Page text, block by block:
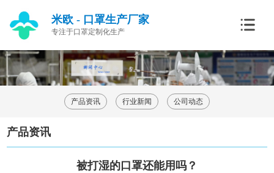
米欧 - 口罩生产厂家
专注于口罩定制化生产
产品资讯 行业新闻 公司动态
产品资讯
被打湿的口罩还能用吗？